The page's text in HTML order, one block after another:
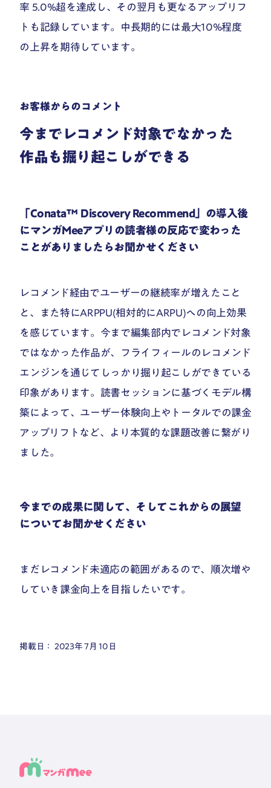
率 5.0%超を達成し、その翌月も更なるアップリフ
トも記録しています。中長期的には最大10%程度
の上昇を期待しています。
お客様からのコメント
今までレコメンド対象でなかった
作品も掘り起こしができる
「Conata™️ Discovery Recommend」の導入後
にマンガMeeアプリの読者様の反応で変わった
ことがありましたらお聞かせください
レコメンド経由でユーザーの継続率が増えたこと
と、また特にARPPU(相対的にARPU)への向上効果
を感じています。今まで編集部内でレコメンド対象
ではなかった作品が、フライフィールのレコメンド
エンジンを通じてしっかり掘り起こしができている
印象があります。読書セッションに基づくモデル構
築によって、ユーザー体験向上やトータルでの課金
アップリフトなど、より本質的な課題改善に繋がり
ました。
今までの成果に関して、そしてこれからの展望
についてお聞かせください
まだレコメンド未適応の範囲があるので、順次増や
していき課金向上を目指したいです。
掲載日： 2023年 7月 10日